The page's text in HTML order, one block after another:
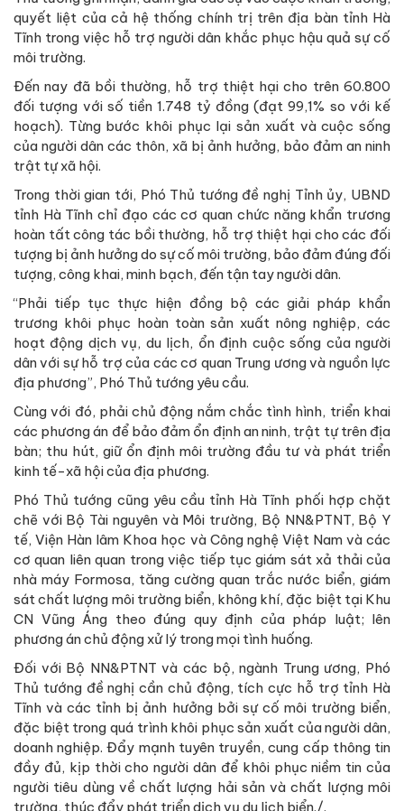
quyết liệt của cả hệ thống chính trị trên địa bàn tỉnh Hà
Tĩnh trong việc hỗ trợ người dân khắc phục hậu quả sự cố
môi trường.
Đến nay đã bồi thường, hỗ trợ thiệt hại cho trên 60.800
đối tượng với số tiền 1.748 tỷ đồng (đạt 99,1% so với kế
hoạch). Từng bước khôi phục lại sản xuất và cuộc sống
của người dân các thôn, xã bị ảnh hưởng, bảo đảm an ninh
trật tự xã hội.
Trong thời gian tới, Phó Thủ tướng đề nghị Tỉnh ủy, UBND
tỉnh Hà Tĩnh chỉ đạo các cơ quan chức năng khẩn trương
hoàn tất công tác bồi thường, hỗ trợ thiệt hại cho các đối
tượng bị ảnh hưởng do sự cố môi trường, bảo đảm đúng đối
tượng, công khai, minh bạch, đến tận tay người dân.
“Phải tiếp tục thực hiện đồng bộ các giải pháp khẩn
trương khôi phục hoàn toàn sản xuất nông nghiệp, các
hoạt động dịch vụ, du lịch, ổn định cuộc sống của người
dân với sự hỗ trợ của các cơ quan Trung ương và nguồn lực
địa phương”, Phó Thủ tướng yêu cầu.
Cùng với đó, phải chủ động nắm chắc tình hình, triển khai
các phương án để bảo đảm ổn định an ninh, trật tự trên địa
bàn; thu hút, giữ ổn định môi trường đầu tư và phát triển
kinh tế-xã hội của địa phương.
Phó Thủ tướng cũng yêu cầu tỉnh Hà Tĩnh phối hợp chặt
chẽ với Bộ Tài nguyên và Môi trường, Bộ NN&PTNT, Bộ Y
tế, Viện Hàn lâm Khoa học và Công nghệ Việt Nam và các
cơ quan liên quan trong việc tiếp tục giám sát xả thải của
nhà máy Formosa, tăng cường quan trắc nước biển, giám
sát chất lượng môi trường biển, không khí, đặc biệt tại Khu
CN Vũng Áng theo đúng quy định của pháp luật; lên
phương án chủ động xử lý trong mọi tình huống.
Đối với Bộ NN&PTNT và các bộ, ngành Trung ương, Phó
Thủ tướng đề nghị cần chủ động, tích cực hỗ trợ tỉnh Hà
Tĩnh và các tỉnh bị ảnh hưởng bởi sự cố môi trường biển,
đặc biệt trong quá trình khôi phục sản xuất của người dân,
doanh nghiệp. Đẩy mạnh tuyên truyền, cung cấp thông tin
đầy đủ, kịp thời cho người dân để khôi phục niềm tin của
người tiêu dùng về chất lượng hải sản và chất lượng môi
trường, thúc đẩy phát triển dịch vụ du lịch biển./.